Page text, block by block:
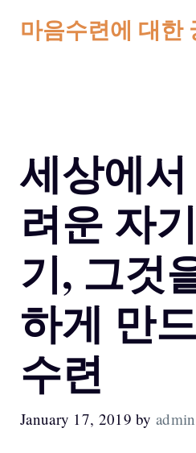
마음수련에 대한
세상에
려운 자
기, 그것
하게 만
수련
January 17, 2019 byadmin